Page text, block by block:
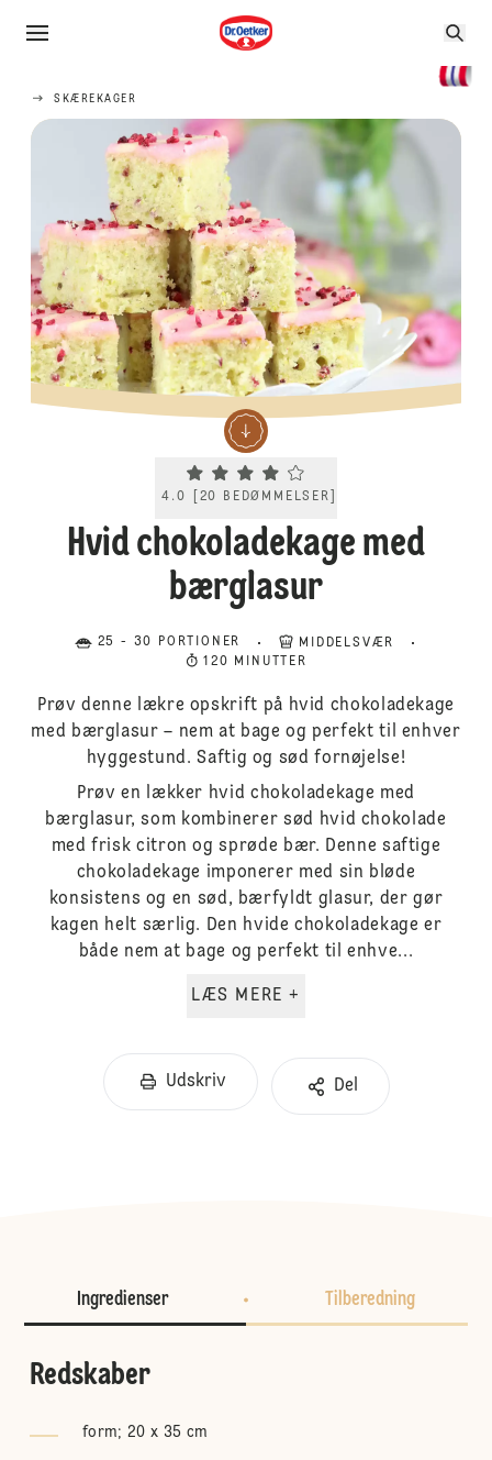
SKÆREKAGER
Current rating 4.0. Click to rate.
4.0 20 BEDØMMELSER
Hvid chokoladekage med
bærglasur
25 - 30 PORTIONER
MIDDELSVÆR
120 MINUTTER
Prøv denne lækre opskrift på hvid chokoladekage
med bærglasur – nem at bage og perfekt til enhver
hyggestund. Saftig og sød fornøjelse!
Prøv en lækker hvid chokoladekage med
bærglasur, som kombinerer sød hvid chokolade
med frisk citron og sprøde bær. Denne saftige
chokoladekage imponerer med sin bløde
konsistens og en sød, bærfyldt glasur, der gør
kagen helt særlig. Den hvide chokoladekage er
både nem at bage og perfekt til enhve...
LÆS MERE +
Udskriv Del
Ingredienser Tilberedning
Redskaber
form; 20 x 35 cm